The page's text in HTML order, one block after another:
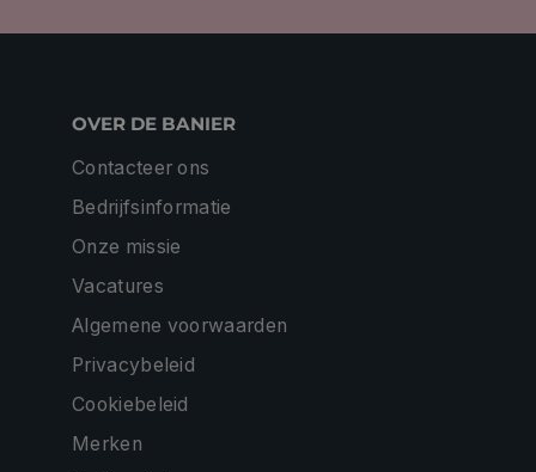
OVER DE BANIER
Contacteer ons
Bedrijfsinformatie
Onze missie
Vacatures
Algemene voorwaarden
Privacybeleid
Cookiebeleid
Merken